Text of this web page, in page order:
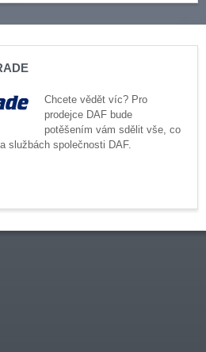
Chcete vědět víc? Pro
prodejce DAF bude
potěšením vám sdělit vše, co
službách společnosti DAF.